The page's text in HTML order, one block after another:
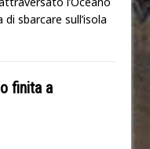
sbarcare sull’isola
finita a